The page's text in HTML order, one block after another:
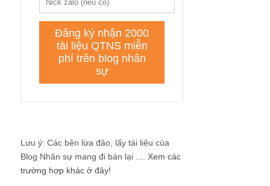
Lưu ý: Các bên lừa đảo, lấy tài liệu của
Blog Nhân sự mang đi bán lại .... Xem các
trường hợp khác ở đây!